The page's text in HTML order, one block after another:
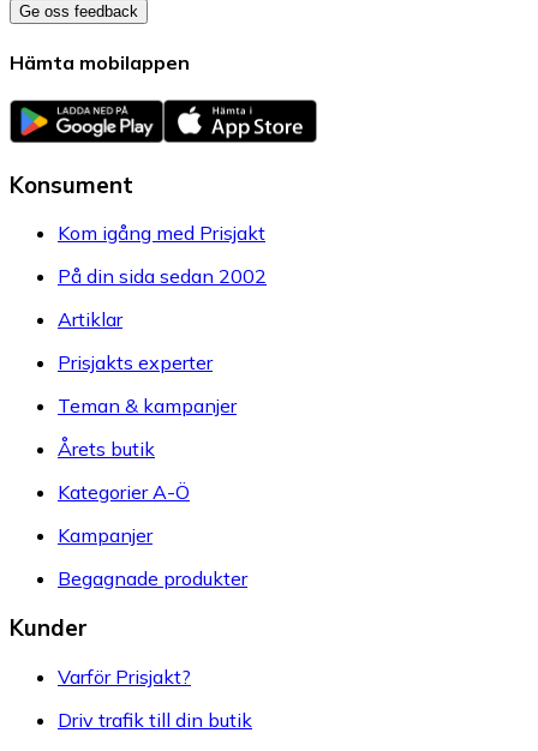
Ge oss feedback
Hämta mobilappen
Konsument
Kom igång med Prisjakt
På din sida sedan 2002
Artiklar
Prisjakts experter
Teman & kampanjer
Årets butik
Kategorier A-Ö
Kampanjer
Begagnade produkter
Kunder
Varför Prisjakt?
Driv trafik till din butik